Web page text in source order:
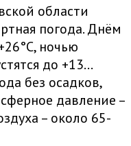
области
погода. Днём
ночью
до +13…
без осадков,
давление –
– около 65-